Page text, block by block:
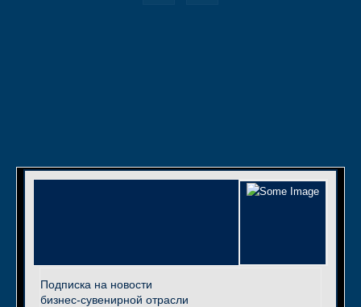
Подписка на новости
бизнес-сувенирной отрасли